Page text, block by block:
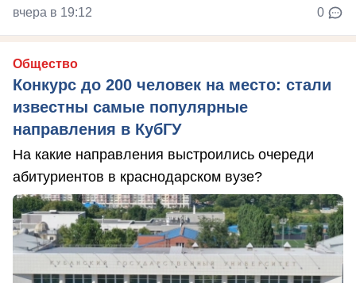
вчера в 19:12 0
Общество
Конкурс до 200 человек на место: стали
известны самые популярные
направления в КубГУ
На какие направления выстроились очереди
абитуриентов в краснодарском вузе?